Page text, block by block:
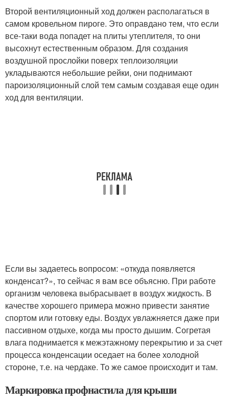
Второй вентиляционный ход должен располагаться в
самом кровельном пироге. Это оправдано тем, что если
все-таки вода попадет на плиты утеплителя, то они
высохнут естественным образом. Для создания
воздушной прослойки поверх теплоизоляции
укладываются небольшие рейки, они поднимают
пароизоляционный слой тем самым создавая еще один
ход для вентиляции.
Если вы задаетесь вопросом: «откуда появляется
конденсат?», то сейчас я вам все объясню. При работе
организм человека выбрасывает в воздух жидкость. В
качестве хорошего примера можно привести занятие
спортом или готовку еды. Воздух увлажняется даже при
пассивном отдыхе, когда мы просто дышим. Согретая
влага поднимается к межэтажному перекрытию и за счет
процесса конденсации оседает на более холодной
стороне, т.е. на чердаке. То же самое происходит и там.
Маркировка профнастила для крыши